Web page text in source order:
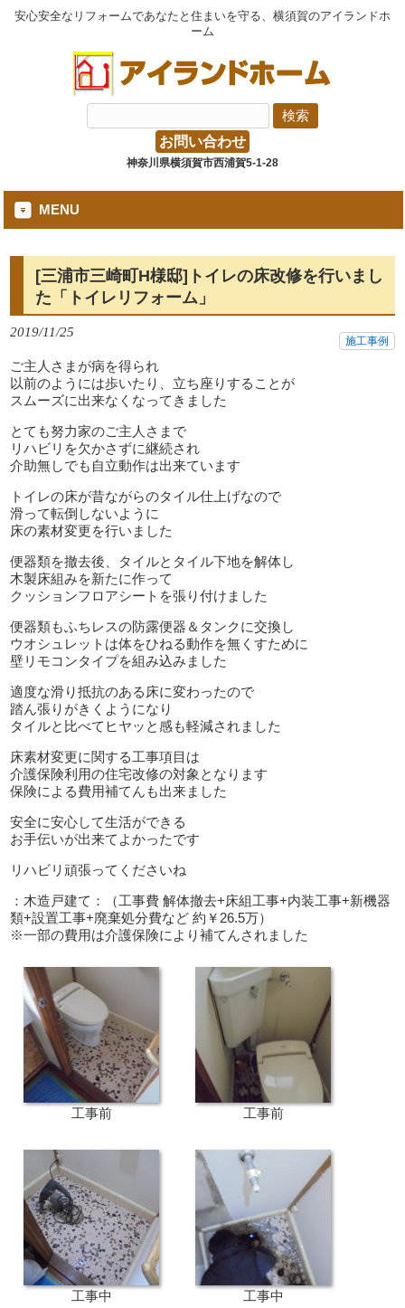
安心安全なリフォームであなたと住まいを守る、横須賀のアイランドホ
ーム
お問い合わせ
神奈川県横須賀市西浦賀5-1-28
MENU
[三浦市三崎町H様邸]トイレの床改修を行いまし
た「トイレリフォーム」
2019/11/25
施工事例
ご主人さまが病を得られ
以前のようには歩いたり、立ち座りすることが
スムーズに出来なくなってきました
とても努力家のご主人さまで
リハビリを欠かさずに継続され
介助無しでも自立動作は出来ています
トイレの床が昔ながらのタイル仕上げなので
滑って転倒しないように
床の素材変更を行いました
便器類を撤去後、タイルとタイル下地を解体し
木製床組みを新たに作って
クッションフロアシートを張り付けました
便器類もふちレスの防露便器＆タンクに交換し
ウオシュレットは体をひねる動作を無くすために
壁リモコンタイプを組み込みました
適度な滑り抵抗のある床に変わったので
踏ん張りがきくようになり
タイルと比べてヒヤッと感も軽減されました
床素材変更に関する工事項目は
介護保険利用の住宅改修の対象となります
保険による費用補てんも出来ました
安全に安心して生活ができる
お手伝いが出来てよかったです
リハビリ頑張ってくださいね
：木造戸建て：（工事費 解体撤去+床組工事+内装工事+新機器
類+設置工事+廃棄処分費など 約￥26.5万）
※一部の費用は介護保険により補てんされました
工事前 工事前
工事中 工事中